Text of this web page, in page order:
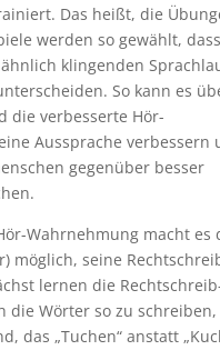
Das heißt, die
werden so gewählt,
klingenden
So kann es
die verbesserte Hör-
Aussprache verbessern
gegenüber besser
Wahrnehmung macht es
möglich, seine
lernen die
die Wörter so zu schreiben,
das „Tuchen“ anstatt